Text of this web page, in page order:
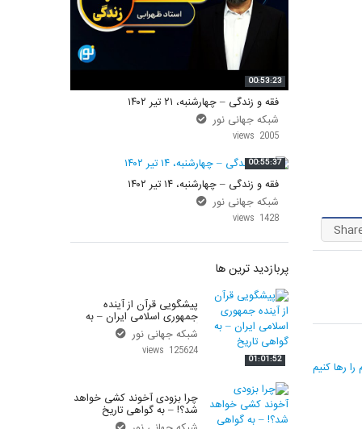
واحد علمی – درس تفسیر آسان
واحد علمی – درس صحیح بخاری
واحد علمی – درس عقیده
واحد علمی – فقه السنه
رها کنیم
00:53:23
فقه و زندگی – چهارشنبه، ۲۱ تیر ۱۴۰۲
شبکه جهانی نور
2005 views
00:55:37
فقه و زندگی – چهارشنبه، ۱۴ تیر ۱۴۰۲
شبکه جهانی نور
1428 views
پربازدید ترین ها
01:01:52
پیشگویی قرآن از آینده
جمهوری اسلامی ایران – به
گواهی تاریخ
شبکه جهانی نور
125624 views
چرا بزودی آخوند کشی خواهد
شد؟! – به گواهی تاریخ